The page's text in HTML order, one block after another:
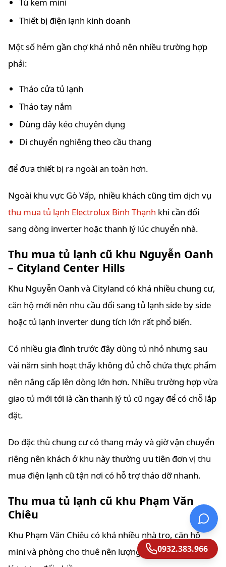
Tủ kem mini
Thiết bị điện lạnh kinh doanh
Một số hẻm gần chợ khá nhỏ nên nhiều trường hợp
phải:
Tháo cửa tủ lạnh
Tháo tay nắm
Dùng dây kéo chuyên dụng
Di chuyển nghiêng theo cầu thang
để đưa thiết bị ra ngoài an toàn hơn.
Ngoài khu vực Gò Vấp, nhiều khách cũng tìm dịch vụ
thu mua tủ lạnh Electrolux Bình Thạnh khi cần đổi
sang dòng inverter hoặc thanh lý lúc chuyển nhà.
Thu mua tủ lạnh cũ khu Nguyễn Oanh
– Cityland Center Hills
Khu Nguyễn Oanh và Cityland có khá nhiều chung cư,
căn hộ mới nên nhu cầu đổi sang tủ lạnh side by side
hoặc tủ lạnh inverter dung tích lớn rất phổ biến.
Có nhiều gia đình trước đây dùng tủ nhỏ nhưng sau
vài năm sinh hoạt thấy không đủ chỗ chứa thực phẩm
nên nâng cấp lên dòng lớn hơn. Nhiều trường hợp vừa
giao tủ mới tới là cần thanh lý tủ cũ ngay để có chỗ lắp
đặt.
Do đặc thù chung cư có thang máy và giờ vận chuyển
riêng nên khách ở khu này thường ưu tiên đơn vị thu
mua điện lạnh cũ tận nơi có hỗ trợ tháo dỡ nhanh.
Thu mua tủ lạnh cũ khu Phạm Văn
Chiêu
Khu Phạm Văn Chiêu có khá nhiều nhà trọ, căn hộ
mini và phòng cho thuê nên lượng tủ lạnh mini thanh
0932.383.966